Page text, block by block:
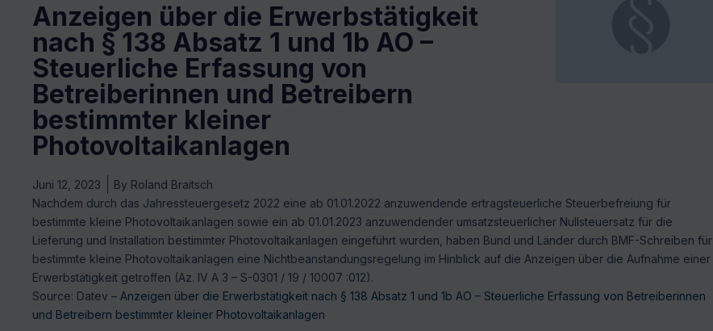
Anzeigen über die Erwerbstätigkeit
nach § 138 Absatz 1 und 1b AO –
Steuerliche Erfassung von
Betreiberinnen und Betreibern
bestimmter kleiner
Photovoltaikanlagen
Juni 12, 2023 By Roland Braitsch
Nachdem durch das Jahressteuergesetz 2022 eine ab 01.01.2022 anzuwendende ertragsteuerliche Steuerbefreiung für
bestimmte kleine Photovoltaikanlagen sowie ein ab 01.01.2023 anzuwendender umsatzsteuerlicher Nullsteuersatz für die
Lieferung und Installation bestimmter Photovoltaikanlagen eingeführt wurden, haben Bund und Länder durch BMF-Schreiben für
bestimmte kleine Photovoltaikanlagen eine Nichtbeanstandungsregelung im Hinblick auf die Anzeigen über die Aufnahme einer
Erwerbstätigkeit getroffen (Az. IV A 3 – S-0301 / 19 / 10007 :012).
Source: Datev – Anzeigen über die Erwerbstätigkeit nach § 138 Absatz 1 und 1b AO – Steuerliche Erfassung von Betreiberinnen
und Betreibern bestimmter kleiner Photovoltaikanlagen